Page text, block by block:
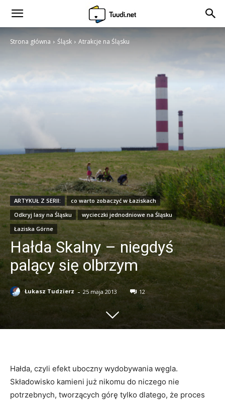
Strona główna Śląsk Atrakcje na Śląsku
ARTYKUŁ Z SERII:
co warto zobaczyć w Łaziskach
Odkryj lasy na Śląsku
wycieczki jednodniowe na Śląsku
Łaziska Górne
Hałda Skalny – niegdyś
palący się olbrzym
Łukasz Tudzierz - 25 maja 2013 12
Hałda, czyli efekt uboczny wydobywania węgla.
Składowisko kamieni już nikomu do niczego nie
potrzebnych, tworzących górę tylko dlatego, że proces